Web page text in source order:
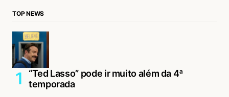
TOP NEWS
“Ted Lasso” pode ir muito além da 4ª
temporada